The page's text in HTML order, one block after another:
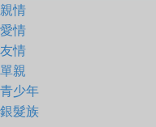
親情
愛情
友情
單親
青少年
銀髮族